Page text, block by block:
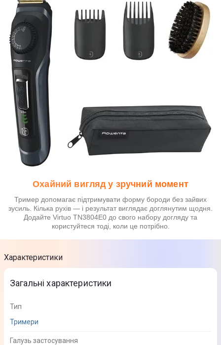
Охайний вигляд у зручний момент
Тример допомагає підтримувати форму бороди без зайвих
зусиль. Кілька рухів — і результат виглядає доглянутим щодня.
Додайте Virtuo TN3804E0 до свого набору догляду та
користуйтеся тоді, коли це потрібно.
Характеристики
Загальні характеристики
Тип
Тримери
Галузь застосування